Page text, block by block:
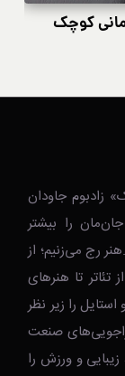
کوچک
زادبوم جاودان
را بیشتر
رج می‌زنیم؛ از
تا هنرهای
را زیر نظر
صنعت
و ورزش را